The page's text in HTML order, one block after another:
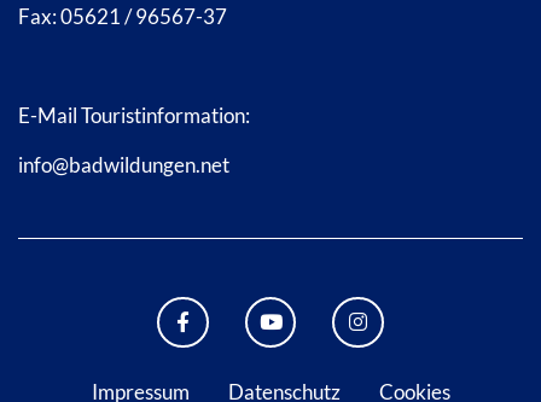
Fax: 05621 / 96567-37
E-Mail Touristinformation:
info@badwildungen.net
FACEBOOK BAD WILDUNGEN
YOUTUBE KANAL STADT
INSTAGRAM
Impressum Datenschutz Cookies